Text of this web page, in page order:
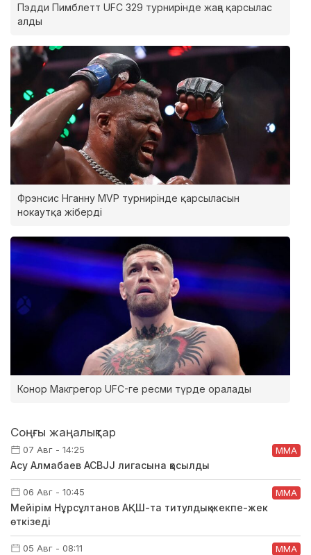
Пэдди Пимблетт UFC 329 турнирінде жаңа қарсылас
алды
Фрэнсис Нганну MVP турнирінде қарсыласын
нокаутқа жіберді
Конор Макгрегор UFC-ге ресми түрде оралады
Соңғы жаңалықтар
07 Авг - 14:25 ММА
Асу Алмабаев ACBJJ лигасына қосылды
06 Авг - 10:45 ММА
Мейірім Нұрсұлтанов АҚШ-та титулдық жекпе-жек
өткізеді
05 Авг - 08:11 ММА